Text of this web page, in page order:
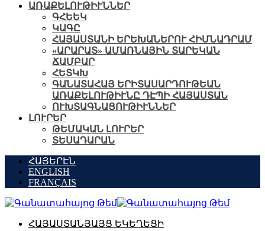
ԱՌԱՔԵԼՈՒԹԻՒՆՆԵՐ
ԳՀԵԵԿ
ԿԱԳԸ
ՀԱՅԱՍՏԱՆԻ ԵՐԵԽԱՆԵՐՈՒ ՀԻՄՆԱԴՐԱՄ
«ԱՐԱՐԱՏ» ԱՄԱՌՆԱՅԻՆ ՏԱՐԵԿԱՆ
ՃԱՄԲԱՐ
ՀԵՏԿԽ
ԳԱՆԱՏԱՀԱՅ ԵՐԻՏԱՍԱՐԴՈՒԹԵԱՆ
ԱՌԱՔԵԼՈՒԹԻՒՆԸ ԴԷՊԻ ՀԱՅԱՍՏԱՆ
ՈՒԽՏԱԳՆԱՑՈՒԹԻՒՆՆԵՐ
ԼՈՒՐԵՐ
ԹԵՄԱԿԱՆ ԼՈՒՐԵՐ
ՏԵՍԱԴԱՐԱՆ
ՀԱՅԵՐԷՆ
ENGLISH
FRANÇAIS
ՀԱՅԱՍՏԱՆՅԱՅՑ ԵԿԵՂԵՑԻ